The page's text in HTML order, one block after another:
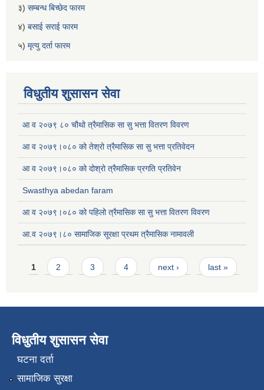
३) सम्बन्ध बिच्छेद फारम
४) बसाई सराई फारम
५) मृत्यु दर्ता फारम
विधुतीय शुसासन सेवा
आ व २०७९ ८० चौथो त्रैमासिक सा सु भत्ता वितरण विवरण
आ व २०७९।०८० को तेश्रो त्रैमासिक सा सु भत्ता प्रतिवेदन
आ व २०७९।०८० को दोश्रो त्रैमासिक प्रगति प्रतिवेन
Swasthya abedan faram
आ व २०७९।०८० को पहिलो त्रैमासिक सा सु भत्ता वितरण विवरण
आ.व २०७९।८० सामाजिक सूरक्षा प्रथम त्रैमासिक नामावली
Pages
1 2 3 4 next › last »
विधुतीय शुसासन सेवा
घटना दर्ता
सामाजिक सुरक्षा